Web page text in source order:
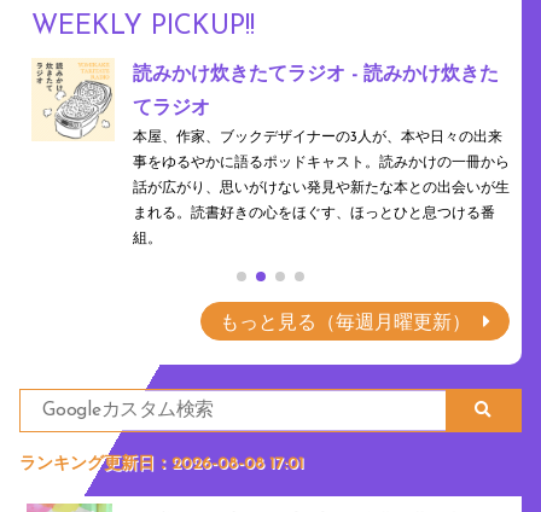
WEEKLY PICKUP!!
読みかけ炊きたてラジオ - 読みかけ炊きた
てラジオ
本屋、作家、ブックデザイナーの3人が、本や日々の出来
事をゆるやかに語るポッドキャスト。読みかけの一冊から
話が広がり、思いがけない発見や新たな本との出会いが生
まれる。読書好きの心をほぐす、ほっとひと息つける番
組。
もっと見る（毎週月曜更新）
ランキング更新日：2026-08-08 17:01